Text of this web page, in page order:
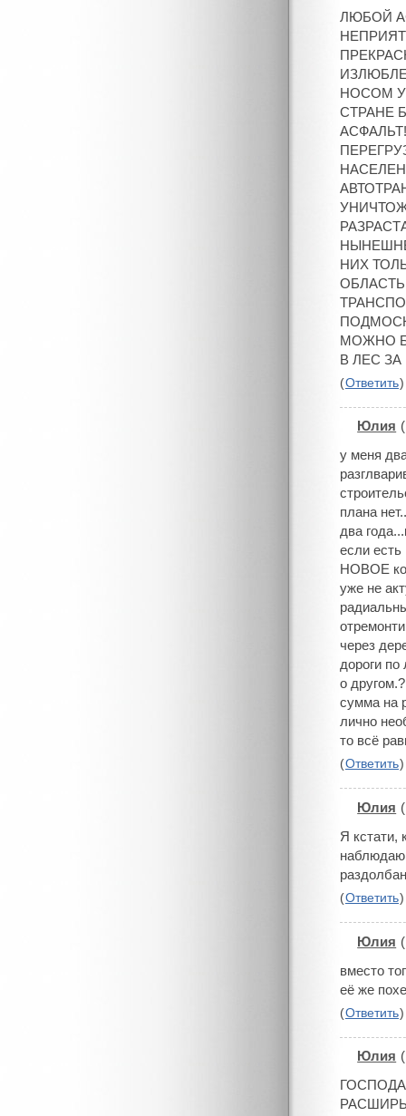
ЛЮБОЙ
НОСОМ У
СТРАНЕ
НИХ
МОЖНО
В ЛЕС
(Ответить)
#Юлия
у меня
плана
два
если есть
НОВОЕ
уже не
через
дороги
о
сумма на
лично
то всё
(Ответить)
#Юлия
Я кстати,
(Ответить)
#Юлия
вместо
её же
(Ответить)
#Юлия